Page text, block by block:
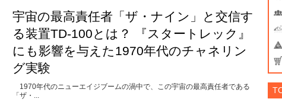
宇宙の最高責任者「ザ・ナイン」と交信す
る装置TD-100とは？ 『スタートレック』
にも影響を与えた1970年代のチャネリン
グ実験
1970年代のニューエイジブームの渦中で、この宇宙の最高責任者である
「ザ・...